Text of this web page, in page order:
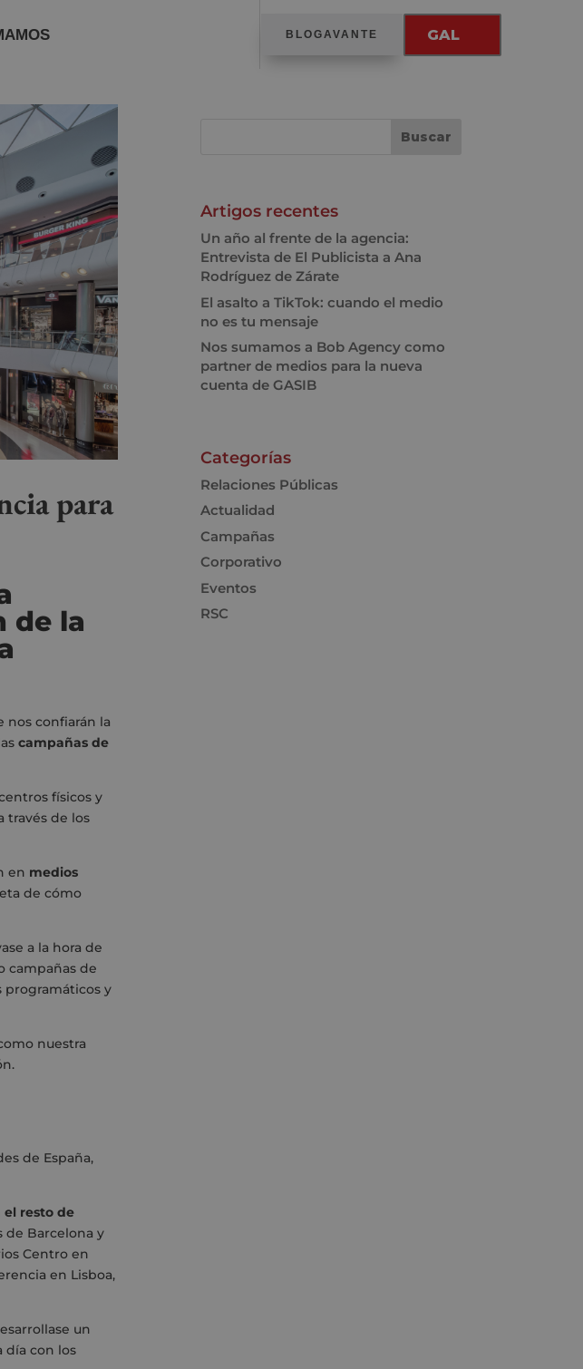
BLOGAVANTE GAL
para
de la
nos confiarán la
campañas de
físicos y
través de los
en medios
de cómo
a la hora de
campañas de
programáticos y
nuestra
de España,
el resto de
de Barcelona y
Centro en
en Lisboa,
un
día con los
Artigos recentes
Un año al frente de la agencia:
Entrevista de El Publicista a Ana
Rodríguez de Zárate
El asalto a TikTok: cuando el medio
no es tu mensaje
Nos sumamos a Bob Agency como
partner de medios para la nueva
cuenta de GASIB
Categorías
Relaciones Públicas
Actualidad
Campañas
Corporativo
Eventos
RSC